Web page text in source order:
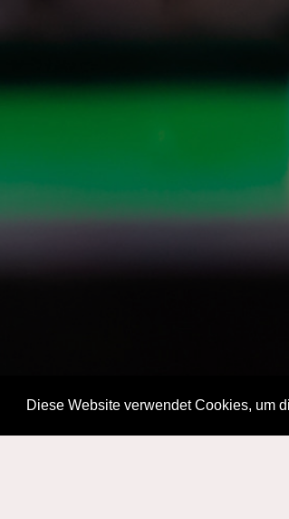
Diese Website verwendet Cookies, um